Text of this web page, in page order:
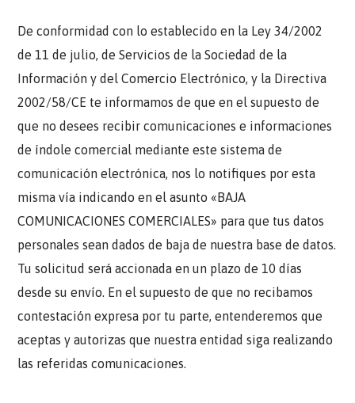
De conformidad con lo establecido en la Ley 34/2002
de 11 de julio, de Servicios de la Sociedad de la
Información y del Comercio Electrónico, y la Directiva
2002/58/CE te informamos de que en el supuesto de
que no desees recibir comunicaciones e informaciones
de índole comercial mediante este sistema de
comunicación electrónica, nos lo notifiques por esta
misma vía indicando en el asunto «BAJA
COMUNICACIONES COMERCIALES» para que tus datos
personales sean dados de baja de nuestra base de datos.
Tu solicitud será accionada en un plazo de 10 días
desde su envío. En el supuesto de que no recibamos
contestación expresa por tu parte, entenderemos que
aceptas y autorizas que nuestra entidad siga realizando
las referidas comunicaciones.